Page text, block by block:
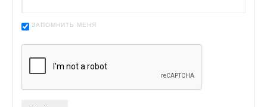
ЗАПОМНИТЬ МЕНЯ